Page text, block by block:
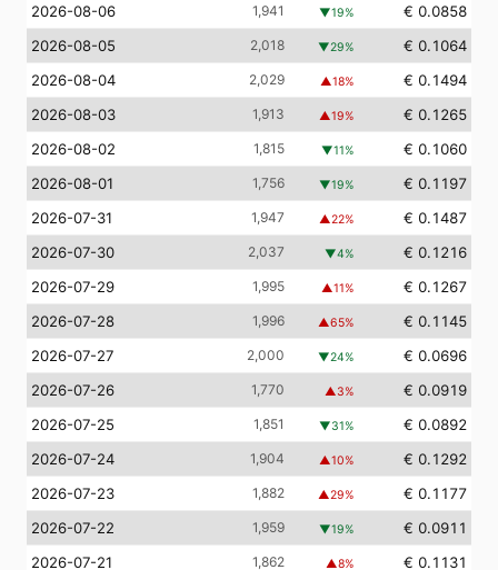
2026-08-06
1,941 ▼19%
€ 0.0858
2026-08-05
2,018 ▼29%
€ 0.1064
2026-08-04
2,029 ▲18%
€ 0.1494
2026-08-03
1,913 ▲19%
€ 0.1265
2026-08-02
1,815 ▼11%
€ 0.1060
2026-08-01
1,756 ▼19%
€ 0.1197
2026-07-31
1,947 ▲22%
€ 0.1487
2026-07-30
2,037 ▼4%
€ 0.1216
2026-07-29
1,995 ▲11%
€ 0.1267
2026-07-28
1,996 ▲65%
€ 0.1145
2026-07-27
2,000 ▼24%
€ 0.0696
2026-07-26
1,770 ▲3%
€ 0.0919
2026-07-25
1,851 ▼31%
€ 0.0892
2026-07-24
1,904 ▲10%
€ 0.1292
2026-07-23
1,882 ▲29%
€ 0.1177
2026-07-22
1,959 ▼19%
€ 0.0911
2026-07-21
1,862 ▲8% € 0.1131